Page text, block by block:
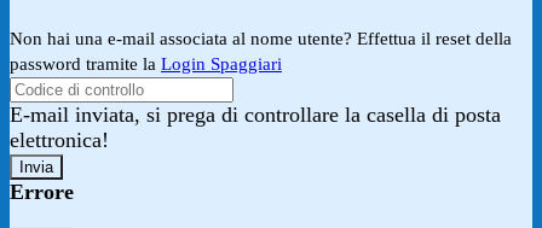
Non hai una e-mail associata al nome utente? Effettua il reset della
password tramite la Login Spaggiari
E-mail inviata, si prega di controllare la casella di posta
elettronica!
Errore